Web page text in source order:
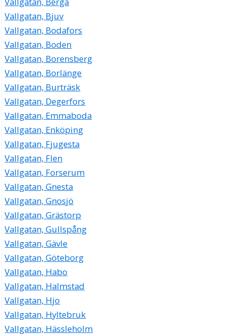
Vallgatan, Bjuv
Vallgatan, Bodafors
Vallgatan, Boden
Vallgatan, Borensberg
Vallgatan, Borlänge
Vallgatan, Burträsk
Vallgatan, Degerfors
Vallgatan, Emmaboda
Vallgatan, Enköping
Vallgatan, Fjugesta
Vallgatan, Flen
Vallgatan, Forserum
Vallgatan, Gnesta
Vallgatan, Gnosjö
Vallgatan, Grästorp
Vallgatan, Gullspång
Vallgatan, Gävle
Vallgatan, Göteborg
Vallgatan, Habo
Vallgatan, Halmstad
Vallgatan, Hjo
Vallgatan, Hyltebruk
Vallgatan, Hässleholm